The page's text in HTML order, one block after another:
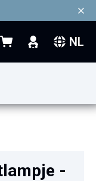
Winkelwagen NL
-